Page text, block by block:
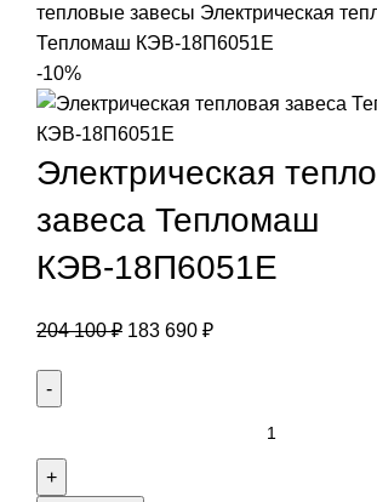
тепловые завесы Электрическая
Тепломаш КЭВ-18П6051Е
-10%
Электрическая
завеса Тепломаш
КЭВ-18П6051Е
204 100₽ 183 690 ₽